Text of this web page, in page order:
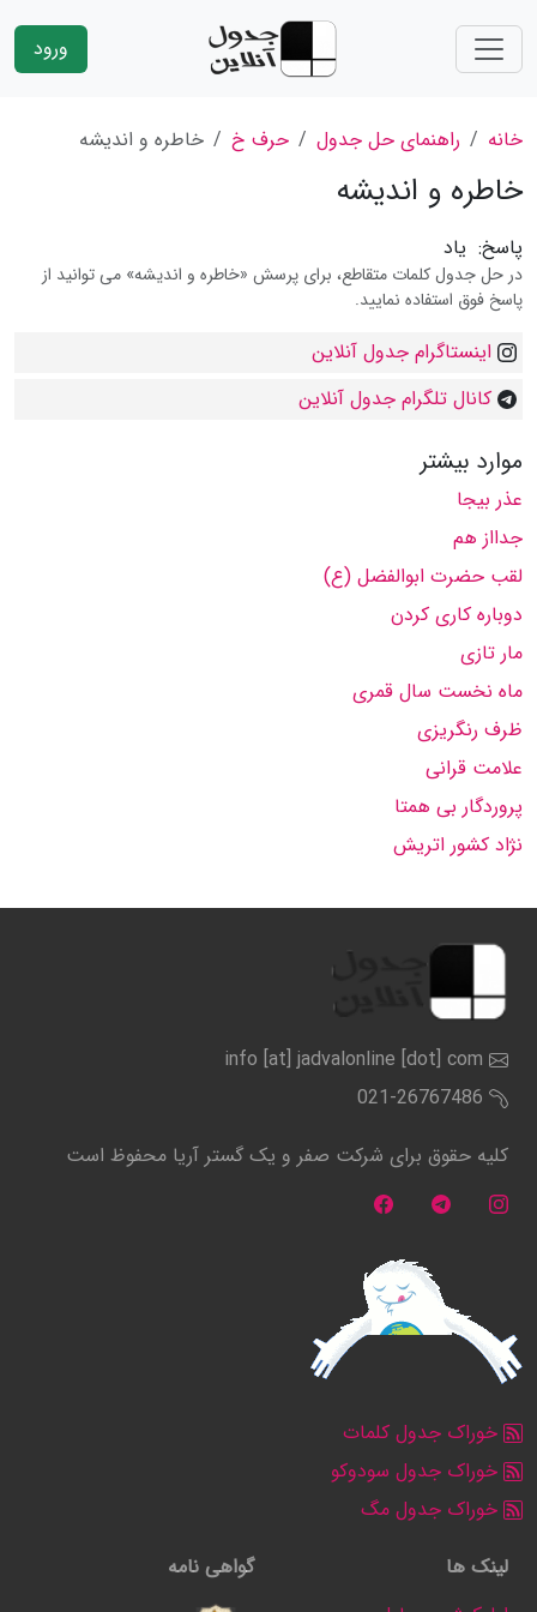
ورود
خانه راهنمای حل جدول حرف خ خاطره و اندیشه
خاطره و اندیشه
پاسخ: یاد
در حل جدول کلمات متقاطع، برای پرسش «خاطره و اندیشه» می توانید از
پاسخ فوق استفاده نمایید.
اینستاگرام جدول آنلاین
کانال تلگرام جدول آنلاین
موارد بیشتر
عذر بیجا
جدااز هم
لقب حضرت ابوالفضل (ع)
دوباره کاری کردن
مار تازی
ماه نخست سال قمری
ظرف رنگریزی
علامت قرانی
پروردگار بی همتا
نژاد کشور اتریش
info [at] jadvalonline [dot] com
021-26767486
کلیه حقوق برای شرکت صفر و یک گستر آریا محفوظ است
خوراک جدول کلمات
خوراک جدول سودوکو
خوراک جدول مگ
لینک ها
گواهی نامه